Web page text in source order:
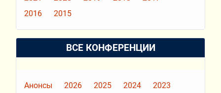
2016
2015
ВСЕ КОНФЕРЕНЦИИ
Анонсы 2026 2025 2024
2023